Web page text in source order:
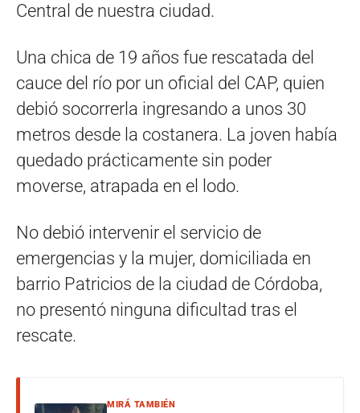
Central de nuestra ciudad.
Una chica de 19 años fue rescatada del
cauce del río por un oficial del CAP, quien
debió socorrerla ingresando a unos 30
metros desde la costanera. La joven había
quedado prácticamente sin poder
moverse, atrapada en el lodo.
No debió intervenir el servicio de
emergencias y la mujer, domiciliada en
barrio Patricios de la ciudad de Córdoba,
no presentó ninguna dificultad tras el
rescate.
MIRÁ TAMBIÉN